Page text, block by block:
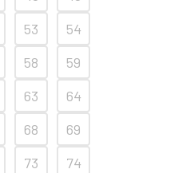
53
54
58
59
63
64
68
69
73
74